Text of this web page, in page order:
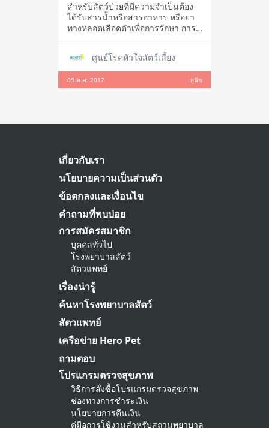
สำหรับสัตว์ป่วยที่มีความจำเป็นต้อง
ได้รับสารน้ำหรือสารอาหาร หรือยา
ทางหลอดเลือดดำเพื่อการรักษา การ
ให้จ
ศูนย์โรคหัวใจสัตว์เลี้ยง
09 ต.ค. 2017 สุนัข
เกี่ยวกับเรา
นโยบายความเป็นส่วนตัว
ข้อตกลงและเงื่อนไข
คำถามที่พบบ่อย
การสมัครสมาชิก
บุคคลทั่วไป
โรงพยาบาลสัตว์
สัตวแพทย์
เรื่องน่ารู้
ค้นหาโรงพยาบาลสัตว์
สัตวแพทย์
เครือข่าย Hero Pet
ถามตอบ
โปรแกรมตรวจสุขภาพ
วิธีการสั่งซื้อโปรแกรมตรวจสุขภาพ
ช่องทางการชำระเงิน
นโยบายการคืนเงิน
คู่มือการใช้งานสำหรับสถานพยาบาล